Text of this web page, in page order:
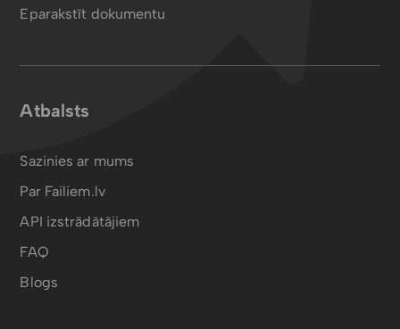
Eparakstīt dokumentu
Atbalsts
Sazinies ar mums
Par Failiem.lv
API izstrādātājiem
FAQ
Blogs